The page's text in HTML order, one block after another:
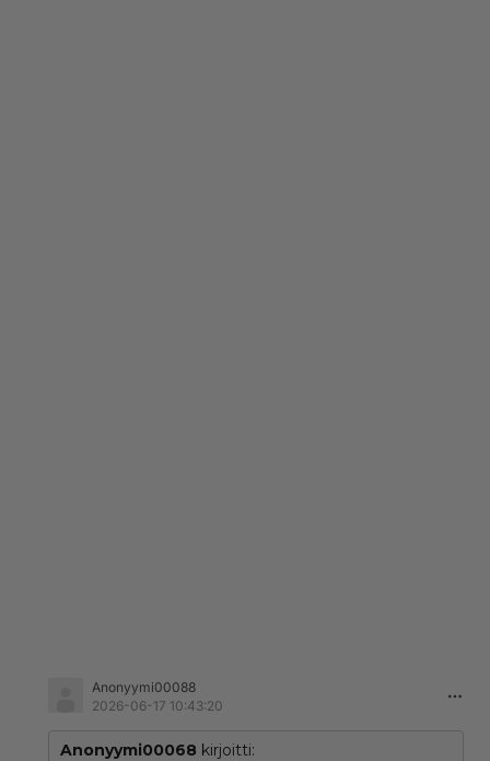
Anonyymi00088
2026-06-17 10:43:20
Anonyymi00068 kirjoitti: